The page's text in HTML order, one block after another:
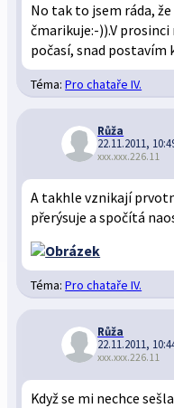
No tak to jsem ráda,
čmarikuje:-)).V
počasí, snad postavím
Téma:Pro chataře IV.
Růža
22.11.2011,
xxx.xxx.226.11
A takhle vznikají
přerýsuje a spočítá
Téma:Pro chataře IV.
Růža
22.11.2011,
xxx.xxx.226.11
Když se mi nechce